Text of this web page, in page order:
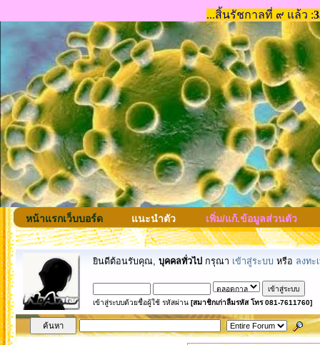
หน้าแรกเว็บบอร์ด แนะนำตัว เพิ่ม/แก้.ข้อมูลส่วนตัว
ยินดีต้อนรับคุณ, บุคคลทั่วไป กรุณา เข้าสู่ระบบ หรือ ลงทะ
เข้าสู่ระบบด้วยชื่อผู้ใช้ รหัสผ่าน [สมาชิกเก่าลืมรหัส โทร 081-7611760]